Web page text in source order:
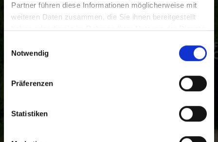
Partner führen diese Informationen möglicherweise mit
weiteren Daten zusammen, die Sie ihnen bereitgestellt
haben oder die sie im Rahmen Ihrer Nutzung der Dienste
Notwendig
Präferenzen
Statistiken
Vom Reschensee über das Kloster Marienberg bis zum
Ortler, vom Stilfser Joch bis Schloss Juval: Die
Ferienregion Vinschgau in Südtirol zeigt sich in ihrer
ganzen kulturellen und landschaftlichen Vielfalt.